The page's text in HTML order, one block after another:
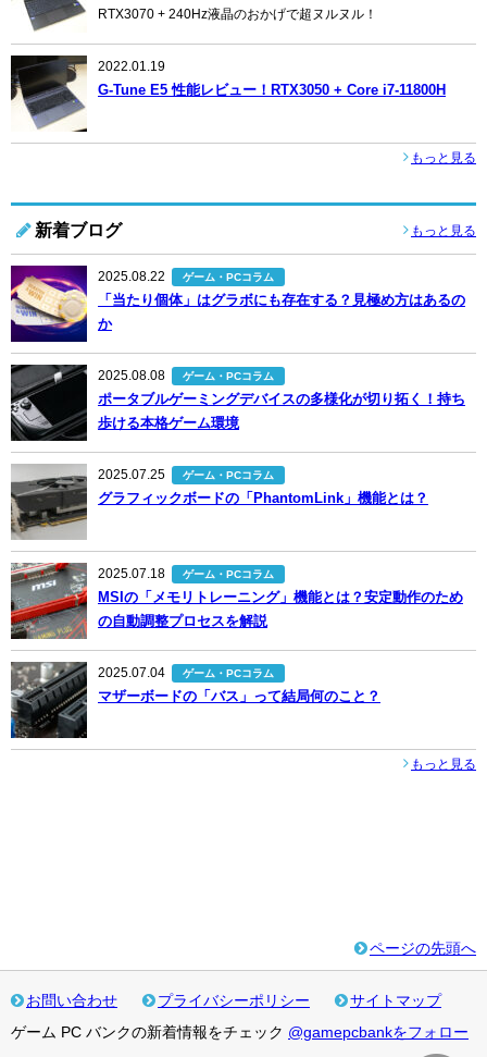
RTX3070 + 240Hz液晶のおかげで超ヌルヌル！
2022.01.19
G-Tune E5 性能レビュー！RTX3050 + Core i7-11800H
もっと見る
新着ブログ もっと見る
2025.08.22 ゲーム・PCコラム
「当たり個体」はグラボにも存在する？見極め方はあるの
か
2025.08.08 ゲーム・PCコラム
ポータブルゲーミングデバイスの多様化が切り拓く！持ち
歩ける本格ゲーム環境
2025.07.25 ゲーム・PCコラム
グラフィックボードの「PhantomLink」機能とは？
2025.07.18 ゲーム・PCコラム
MSIの「メモリトレーニング」機能とは？安定動作のため
の自動調整プロセスを解説
2025.07.04 ゲーム・PCコラム
マザーボードの「バス」って結局何のこと？
もっと見る
ページの先頭へ
お問い合わせ プライバシーポリシー
サイトマップ
ゲーム PC バンクの新着情報をチェック @gamepcbankをフォロー